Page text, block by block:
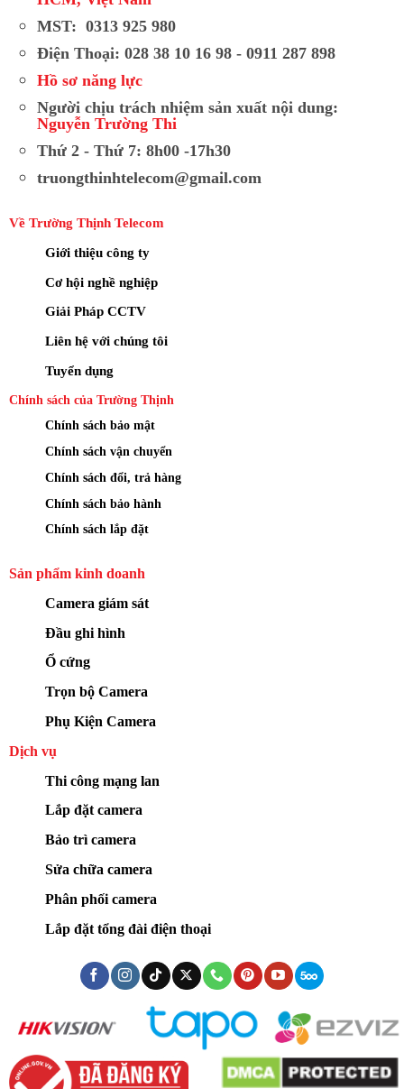
MST: 0313 925 980
Điện Thoại: 028 38 10 16 98 - 0911 287 898
Hồ sơ năng lực
Người chịu trách nhiệm sản xuất nội dung:
Nguyễn Trường Thi
Thứ 2 - Thứ 7: 8h00 -17h30
truongthinhtelecom@gmail.com
Về Trường Thịnh Telecom
Giới thiệu công ty
Cơ hội nghề nghiệp
Giải Pháp CCTV
Liên hệ với chúng tôi
Tuyển dụng
Chính sách của Trường Thịnh
Chính sách bảo mật
Chính sách vận chuyển
Chính sách đổi, trả hàng
Chính sách bảo hành
Chính sách lắp đặt
Sản phẩm kinh doanh
Camera giám sát
Đầu ghi hình
Ổ cứng
Trọn bộ Camera
Phụ Kiện Camera
Dịch vụ
Thi công mạng lan
Lắp đặt camera
Bảo trì camera
Sửa chữa camera
Phân phối camera
Lắp đặt tổng đài điện thoại